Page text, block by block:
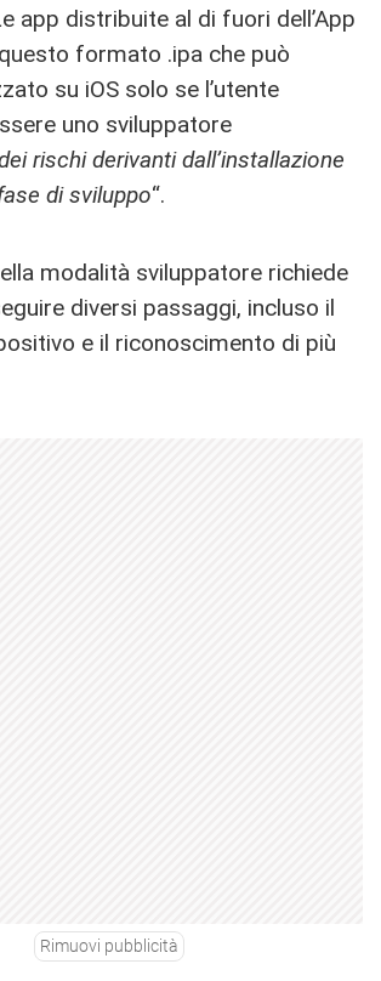
app distribuite al di fuori dell’App
formato .ipa che può
su iOS solo se l’utente
uno sviluppatore
rischi derivanti dall’installazione
di sviluppo“.
modalità sviluppatore richiede
diversi passaggi, incluso il
e il riconoscimento di più
Rimuovi pubblicità